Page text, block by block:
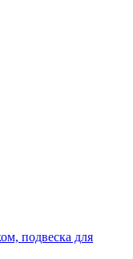
подвеска для